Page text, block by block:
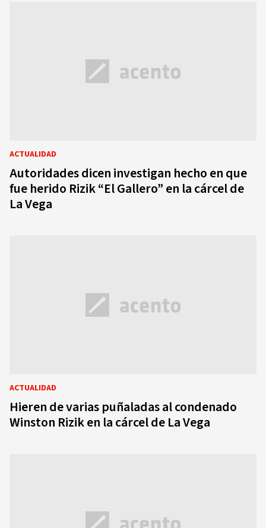
ACTUALIDAD
Autoridades dicen investigan hecho en que
fue herido Rizik “El Gallero” en la cárcel de
La Vega
ACTUALIDAD
Hieren de varias puñaladas al condenado
Winston Rizik en la cárcel de La Vega